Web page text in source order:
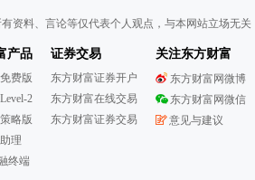
资料、言论等仅代表个人观点，与本网站立场无
产品
费版
2
略版
理
终端
证券交易
东方财富证券开户
东方财富在线交易
东方财富证券交易
关注东方财富
东方财富网微博
东方财富网微信
意见与建议